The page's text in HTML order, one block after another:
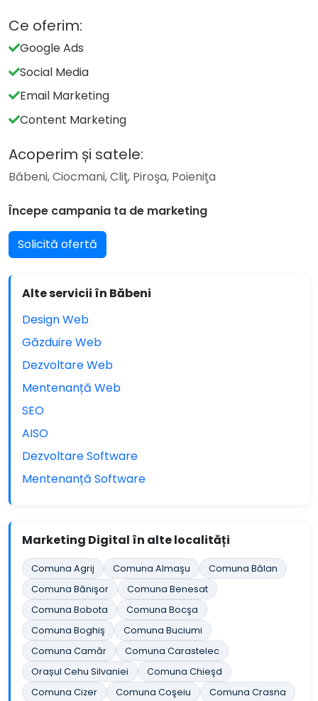
Ce oferim:
Google Ads
Social Media
Email Marketing
Content Marketing
Acoperim și satele:
Băbeni, Ciocmani, Cliţ, Piroşa, Poieniţa
Începe campania ta de marketing
Solicită ofertă
Alte servicii în Băbeni
Design Web
Găzduire Web
Dezvoltare Web
Mentenanță Web
SEO
AISO
Dezvoltare Software
Mentenanță Software
Marketing Digital în alte localități
Comuna Agrij Comuna Almaşu
Comuna Bălan
Comuna Bănişor
Comuna Benesat
Comuna Bobota
Comuna Bocşa
Comuna Boghiş
Comuna Buciumi
Comuna Camăr
Comuna Carastelec
Orașul Cehu Silvaniei
Comuna Chieşd
Comuna Cizer
Comuna Coşeiu
Comuna Crasna